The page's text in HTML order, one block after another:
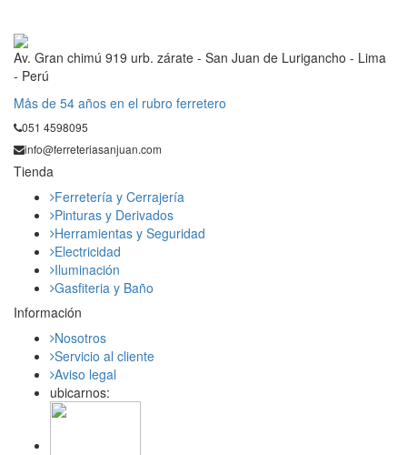
Av. Gran chimú 919 urb. zárate - San Juan de Lurigancho - Lima
- Perú
Mås de 54 años en el rubro ferretero
051 4598095
info@ferreteriasanjuan.com
Tienda
Ferretería y Cerrajería
Pinturas y Derivados
Herramientas y Seguridad
Electricidad
Iluminación
Gasfiteria y Baño
Información
Nosotros
Servicio al cliente
Aviso legal
ubicarnos: